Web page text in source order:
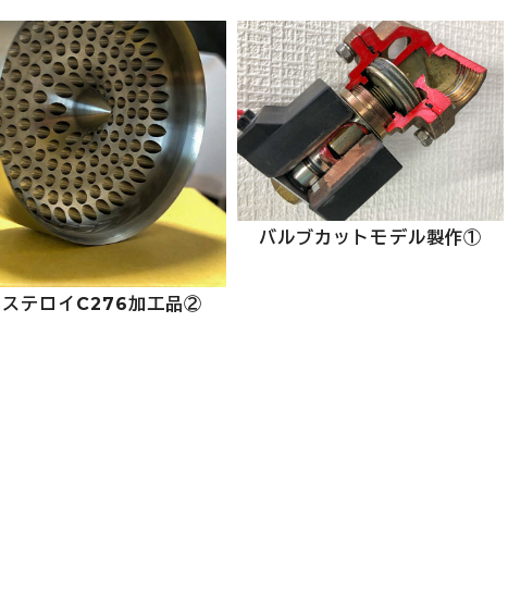
ステロイC276加工品②
バルブカットモデル製作①